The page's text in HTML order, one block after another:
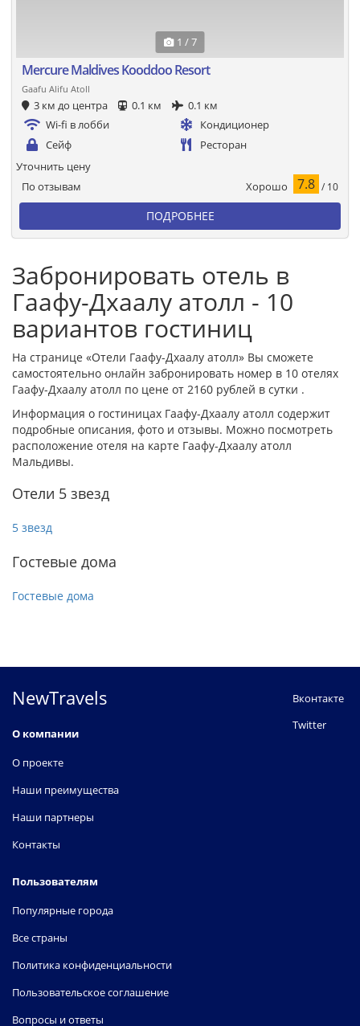
1 / 7
Mercure Maldives Kooddoo Resort
Gaafu Alifu Atoll
3 км до центра 0.1 км
0.1 км
Wi-fi в лобби
Кондиционер
Сейф
Ресторан
По отзывам Хорошо 7.8 / 10
Уточнить цену
ПОДРОБНЕЕ
Забронировать отель в
Гаафу-Дхаалу атолл - 10
вариантов гостиниц
На странице «Отели Гаафу-Дхаалу атолл» Вы сможете
самостоятельно онлайн забронировать номер в 10 отелях
Гаафу-Дхаалу атолл по цене от 2160 рублей в сутки .
Информация о гостиницах Гаафу-Дхаалу атолл содержит
подробные описания, фото и отзывы. Можно посмотреть
расположение отеля на карте Гаафу-Дхаалу атолл
Мальдивы.
Отели 5 звезд
5 звезд
Гостевые дома
Гостевые дома
NewTravels
О компании
О проекте
Наши преимущества
Наши партнеры
Контакты
Пользователям
Популярные города
Все страны
Политика конфиденциальности
Пользовательское соглашение
Вопросы и ответы
Вконтакте
Twitter